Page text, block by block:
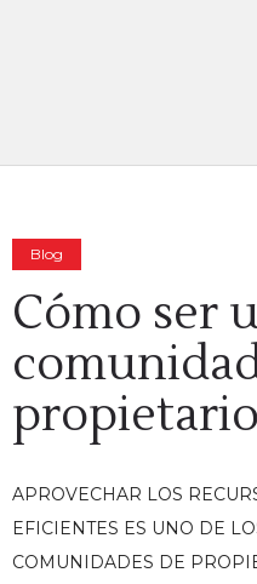
Blog
Cómo ser
APROVECHAR LOS
EFICIENTES ES UNO DE
COMUNIDADES DE